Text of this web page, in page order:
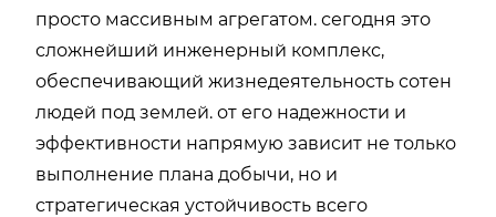
просто массивным агрегатом. сегодня это
сложнейший инженерный комплекс,
обеспечивающий жизнедеятельность сотен
людей под землей. от его надежности и
эффективности напрямую зависит не только
выполнение плана добычи, но и
стратегическая устойчивость всего